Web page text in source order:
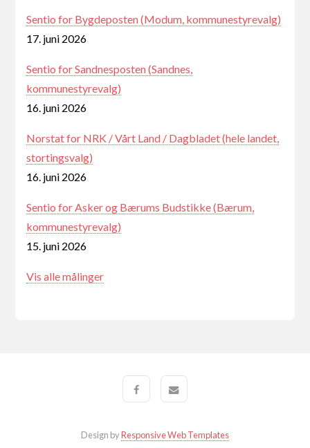
Sentio for Bygdeposten (Modum, kommunestyrevalg)
17. juni 2026
Sentio for Sandnesposten (Sandnes,
kommunestyrevalg)
16. juni 2026
Norstat for NRK / Vårt Land / Dagbladet (hele landet,
stortingsvalg)
16. juni 2026
Sentio for Asker og Bærums Budstikke (Bærum,
kommunestyrevalg)
15. juni 2026
Vis alle målinger
Design byResponsive Web Templates